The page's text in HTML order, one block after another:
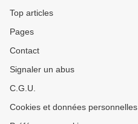
Top articles
Pages
Contact
Signaler un abus
C.G.U.
Cookies et données personnelles